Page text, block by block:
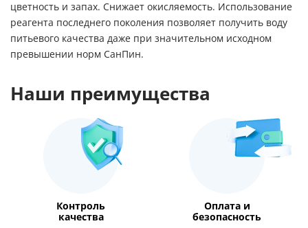
цветность и запах. Снижает окисляемость. Использование
реагента последнего поколения позволяет получить воду
питьевого качества даже при значительном исходном
превышении норм СанПин.
Наши преимущества
Контроль
качества
Оплата и
безопасность